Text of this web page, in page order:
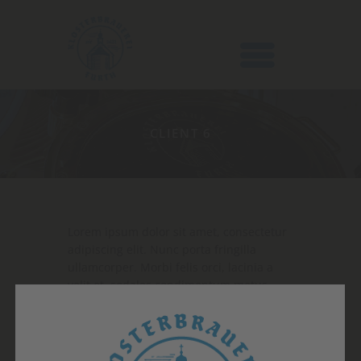
velit et, sodales condimentum metus.
molestie turpis, sit amet feugiat lorem.
Curabitur sed erat vel tellus hendrerit
tincidunt. Sed arcu tortor, sollicitudin ac